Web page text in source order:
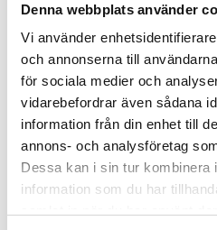
Denna webbplats använder
Vi använder
och annonserna till
för sociala medier och
vidarebefordrar även sådana
information från din enhet till
annons- och analysföretag
Dessa kan i sin tur kombinera
information som du har
Palleboks SP 1200x1100x760 mm